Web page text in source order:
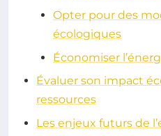
Opter pour des
écologiques
Économiser
Évaluer son impact
ressources
Les enjeux futurs de